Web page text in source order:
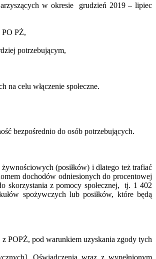
w okresie grudzień 2019 – lipiec
PO PŻ,
potrzebującym,
celu włączenie społeczne.
bezpośrednio do osób potrzebujących.
(posiłków) i dlatego też trafiać
dochodów odniesionych do procentowej
skorzystania z pomocy społecznej, tj. 1 402
spożywczych lub posiłków, które będą
POPŻ, pod warunkiem uzyskania zgody tych
Oświadczenia wraz z wypełnionym